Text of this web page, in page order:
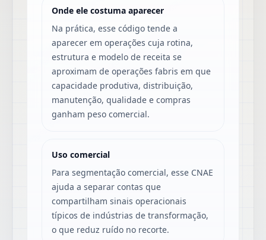
Onde ele costuma aparecer
Na prática, esse código tende a
aparecer em operações cuja rotina,
estrutura e modelo de receita se
aproximam de operações fabris em que
capacidade produtiva, distribuição,
manutenção, qualidade e compras
ganham peso comercial.
Uso comercial
Para segmentação comercial, esse CNAE
ajuda a separar contas que
compartilham sinais operacionais
típicos de indústrias de transformação,
o que reduz ruído no recorte.